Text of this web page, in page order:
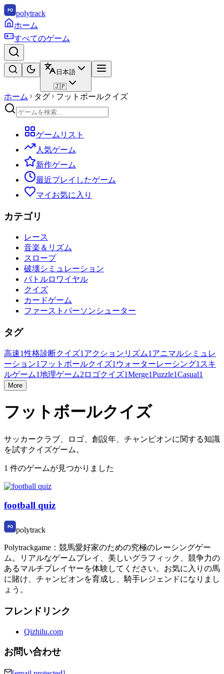
polytrack
ホーム
すべてのゲーム
日本語
🇯🇵
ホーム タグ フットボールクイズ
ゲームリスト
人気ゲーム
新作ゲーム
最近プレイしたゲーム
マイお気に入り
カテゴリ
レース
音楽＆リズム
スロープ
破壊シミュレーション
バトルロワイヤル
クイズ
カードゲーム
ファーストパーソンシューター
タグ
高速1性格診断クイズ1 アクションリズム1 アニマルシミュレ
ーション1 フットボールクイズ1 ウォーターレーシング1 スキ
ルゲーム1地理ゲーム2 ロゴクイズ1Merge1Puzzle1Casual1
More
フットボールクイズ
サッカークラブ、ロゴ、創設年、チャンピオンに関する知識
を試すクイズゲーム。
1 件のゲームが見つかりました
football quiz
polytrack
Polytrackgame：競馬愛好家のための究極のレーシングゲー
ム。リアルなゲームプレイ、美しいグラフィック、競争力の
あるマルチプレイヤーを体験してください。お気に入りの馬
に賭け、チャンピオンを育成し、騎手レジェンドになりまし
ょう。
フレンドリンク
Qizhilu.com
お問い合わせ